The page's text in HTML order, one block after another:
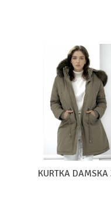
KURTKA